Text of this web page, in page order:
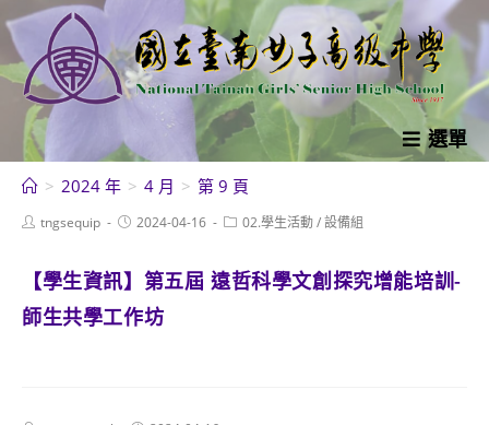
跳
轉
至
內
選單
> 2024 年 > 4 月 > 第 9 頁
Posttngsequip
Post2024-04-16
Post02.學生活動/設備組
【學生資訊】第五屆 遠哲科學文創探究增能培訓-
師生共學工作坊